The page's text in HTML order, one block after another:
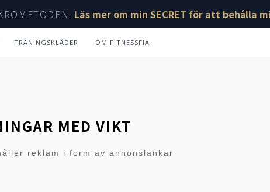
Läs mer om min SECRET för att behålla
TRÄNINGSKLÄDER OM FITNESSFIA
MED VIKT
reklam i form av annonslänkar